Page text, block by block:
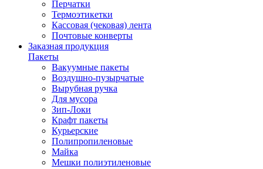
Перчатки
Термоэтикетки
Кассовая (чековая) лента
Почтовые конверты
Заказная продукция
Пакеты
Вакуумные пакеты
Воздушно-пузырчатые
Вырубная ручка
Для мусора
Зип-Локи
Крафт пакеты
Курьерские
Полипропиленовые
Майка
Мешки полиэтиленовые